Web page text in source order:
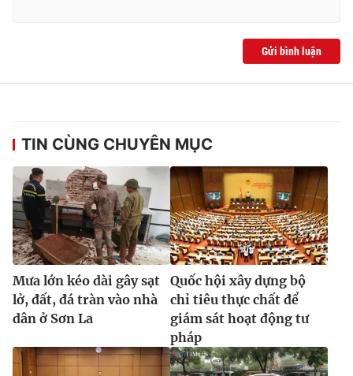
Gửi bình luận
TIN CÙNG CHUYÊN MỤC
Mưa lớn kéo dài gây sạt
lở, đất, đá tràn vào nhà
dân ở Sơn La
Quốc hội xây dựng bộ
chỉ tiêu thực chất để
giám sát hoạt động tư
pháp